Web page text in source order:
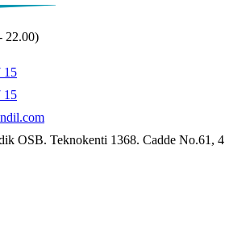
22.00)
15
15
OSB. Teknokenti 1368. Cadde